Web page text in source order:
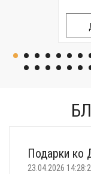
Подарки ко
23.04.2026